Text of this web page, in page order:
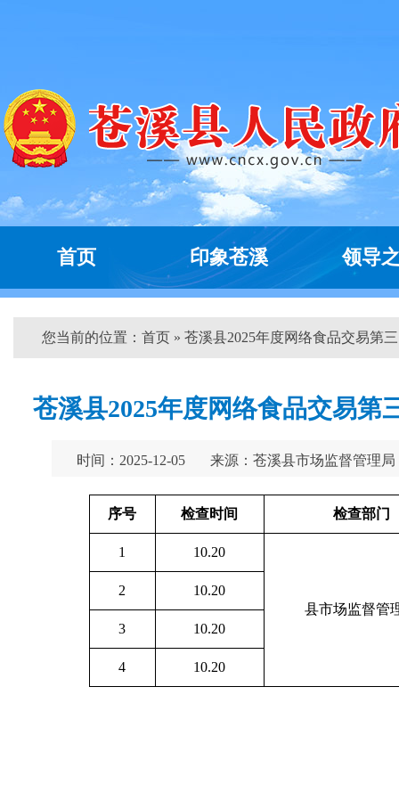
首页 印象苍溪 领导
您当前的位置： 首页 » 苍溪县2025年度网络食品交易第
苍溪县2025年度网络食品交易第
时间：2025-12-05 来源：苍溪县市场监督管理局
序号 检查时间 检查部门
1 10.20
县市场监督管
2 10.20
3 10.20
4 10.20